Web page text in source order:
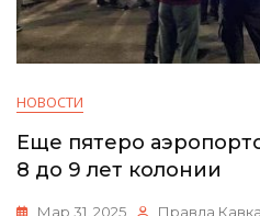
НОВОСТИ
Еще пятеро
8 до 9 лет колонии
Мар 31, 2025 Правда